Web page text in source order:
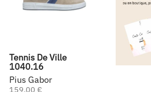
Tennis De Ville
1040.16
Pius Gabor
159,00 €